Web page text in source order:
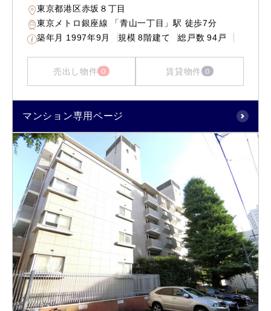
東京都港区赤坂８丁目
東京メトロ銀座線 「青山一丁目」駅 徒歩7分
築年月 1997年9月 規模 8階建て 総戸数 94戸
売出し物件 0 賃貸物件 0
マンション専用ページ